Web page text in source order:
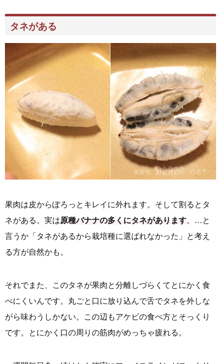
タネがある
果肉は皮からぽろっとキレイに外れます。そして割るとタ
ネがある。実は原種バナナの多くにタネがあります。…と
言うか「タネがあるから栽培種に選ばれなかった」と考え
る方が自然かも。
それでまた、このタネが果肉と分離しづらくてとにかく食
べにくいんです。丸ごと口に放り込んで舌でタネを外しな
がら味わうしかない。この辺もアケビの食べ方とそっくり
です。とにかく口の周りの筋肉がめっちゃ疲れる。